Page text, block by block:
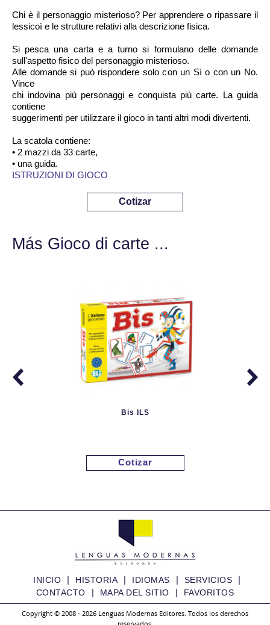
Chi è il personaggio misterioso? Per apprendere o ripassare il
lessicoì e le strutture relativi alla descrizione fisica.
Si pesca una carta e a turno si formulano delle domande
sull'aspetto fisico del personaggio misterioso.
Alle domande si può rispondere solo con un Sì o con un No.
Vince
chi indovina più personaggi e conquista più carte. La guida
contiene
suggerimenti per utilizzare il gioco in tanti altri modi divertenti.
La scatola contiene:
• 2 mazzi da 33 carte,
• una guida.
ISTRUZIONI DI GIOCO
Cotizar
Más Gioco di carte ...
Bis ILS
Cotizar
INICIO | HISTORIA | IDIOMAS | SERVICIOS |
CONTACTO | MAPA DEL SITIO | FAVORITOS
Copyright © 2008 - 2026 Lenguas Modernas Editores. Todos los derechos